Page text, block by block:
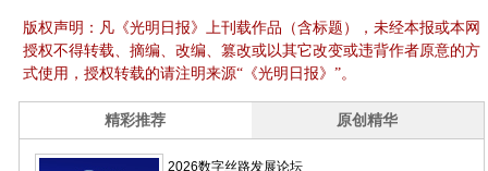
版权声明：凡《光明日报》上刊载作品（含标题），未经本报或本网
授权不得转载、摘编、改编、篡改或以其它改变或违背作者原意的方
式使用，授权转载的请注明来源“《光明日报》”。